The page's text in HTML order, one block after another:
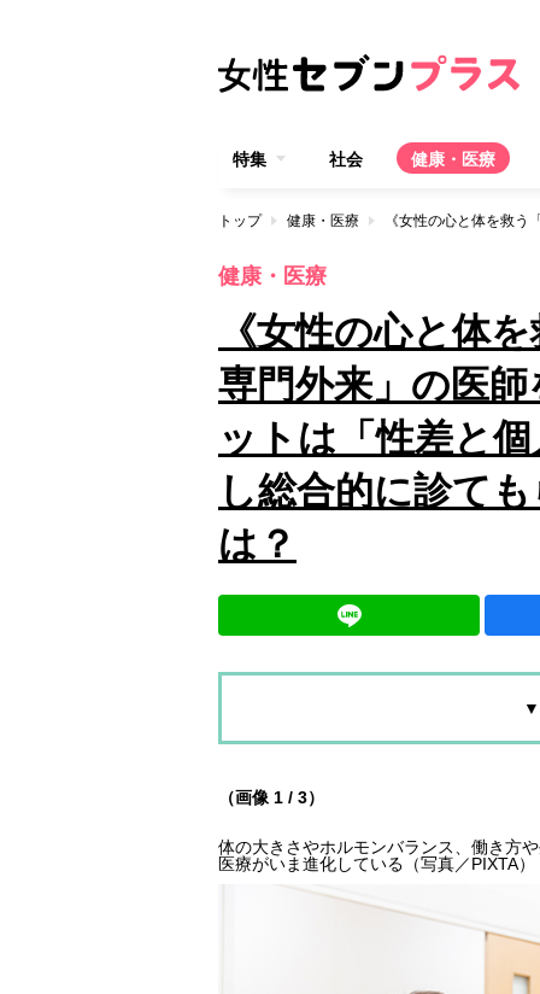
特集 社会 健康・医療
トップ 健康・医療
健康・医療
《女性の心と体
専門外来」の医
ットは「性差と
し総合的に診て
は？
▼
（画像 1 / 3）
体の大きさやホルモンバランス、働き方
医療がいま進化している（写真／PIXTA）